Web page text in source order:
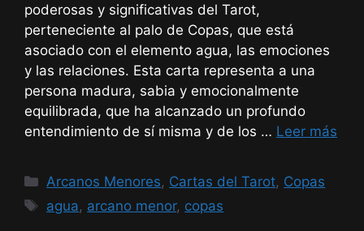
poderosas y significativas del Tarot,
perteneciente al palo de Copas, que está
asociado con el elemento agua, las emociones
y las relaciones. Esta carta representa a una
persona madura, sabia y emocionalmente
equilibrada, que ha alcanzado un profundo
entendimiento de sí misma y de los … Leer más
Categorías
Arcanos Menores, Cartas del Tarot, Copas
Etiquetas
agua, arcano menor, copas